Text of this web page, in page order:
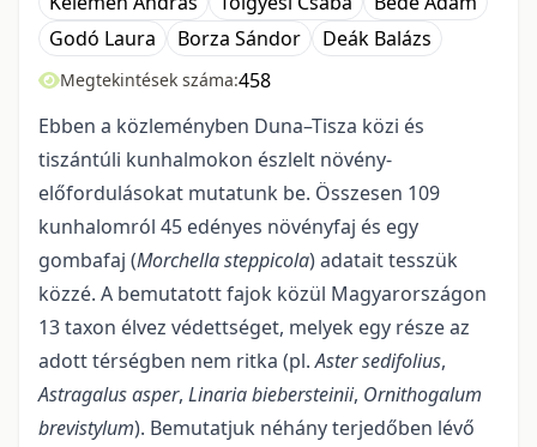
Godó Laura
Borza Sándor Deák Balázs
Megtekintések száma:458
Ebben a közleményben Duna–Tisza közi és
tiszántúli kunhalmokon észlelt növény-
előfordulásokat mutatunk be. Összesen 109
kunhalomról 45 edényes növényfaj és egy
gombafaj (Morchella steppicola) adatait tesszük
közzé. A bemutatott fajok közül Magyarországon
13 taxon élvez védettséget, melyek egy része az
adott térségben nem ritka (pl.Aster sedifolius,
Astragalus asper, Li­naria biebersteinii, Ornithogalum
brevistylum). Bemutatjuk néhány terjedőben lévő